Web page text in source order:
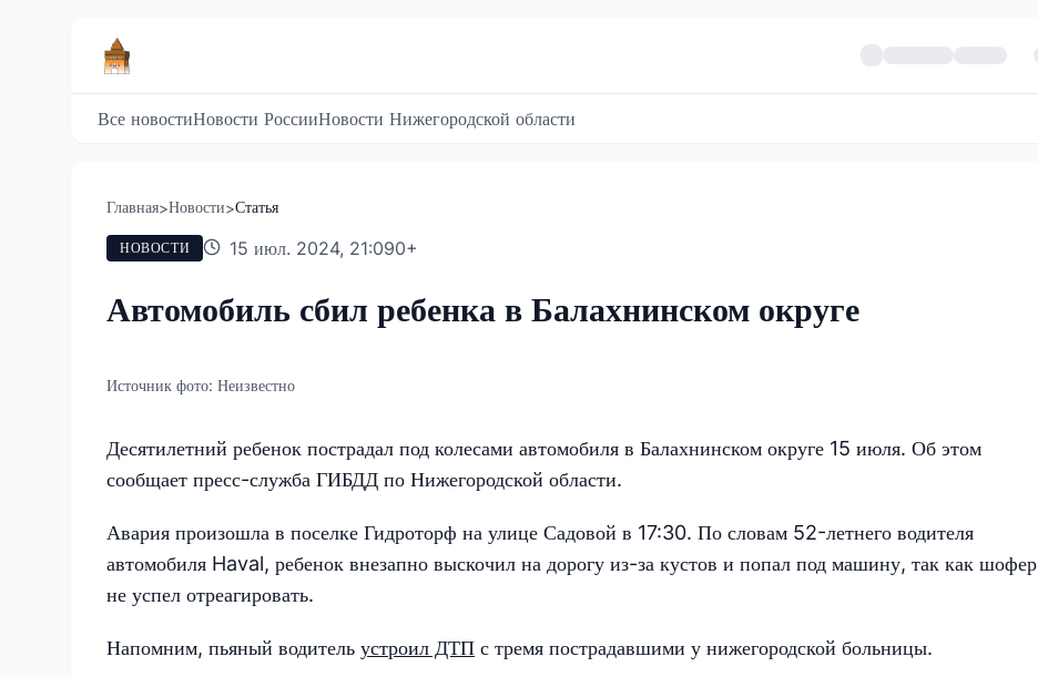
Все новостиНовости РоссииНовости Нижегородской области
Главная>Новости>Статья
НОВОСТИ 15 июл. 2024, 21:090+
Автомобиль сбил ребенка в Балахнинском округе
Источник фото: Неизвестно
Десятилетний ребенок пострадал под колесами автомобиля в Балахнинском округе 15 июля. Об этом
сообщает пресс-служба ГИБДД по Нижегородской области.
Авария произошла в поселке Гидроторф на улице Садовой в 17:30. По словам 52-летнего водителя
автомобиля Haval, ребенок внезапно выскочил на дорогу из-за кустов и попал под машину, так как шофер
не успел отреагировать.
Напомним, пьяный водитель устроил ДТП с тремя пострадавшими у нижегородской больницы.